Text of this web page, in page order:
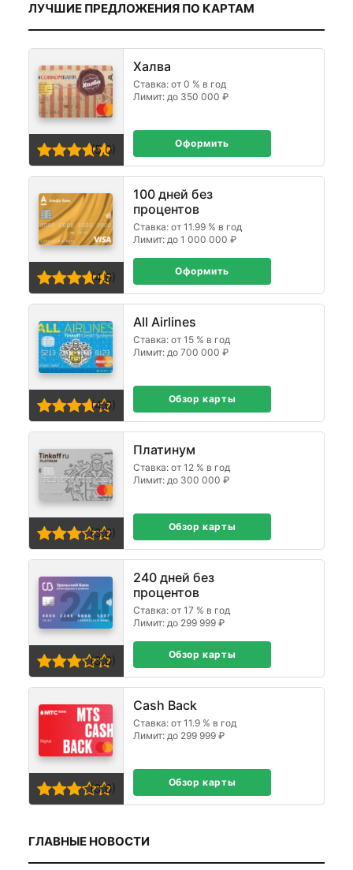
ЛУЧШИЕ ПРЕДЛОЖЕНИЯ ПО КАРТАМ
Халва
Ставка: от 0 % в год
Лимит: до 350 000 ₽
(5,0) Оформить
100 дней без
процентов
Ставка: от 11.99 % в год
Лимит: до 1 000 000 ₽
(4,9) Оформить
All Airlines
Ставка: от 15 % в год
Лимит: до 700 000 ₽
(4,0) Обзор карты
Платинум
Ставка: от 12 % в год
Лимит: до 300 000 ₽
(3,0) Обзор карты
240 дней без
процентов
Ставка: от 17 % в год
Лимит: до 299 999 ₽
(3,0) Обзор карты
Cash Back
Ставка: от 11.9 % в год
Лимит: до 299 999 ₽
(3,0) Обзор карты
ГЛАВНЫЕ НОВОСТИ